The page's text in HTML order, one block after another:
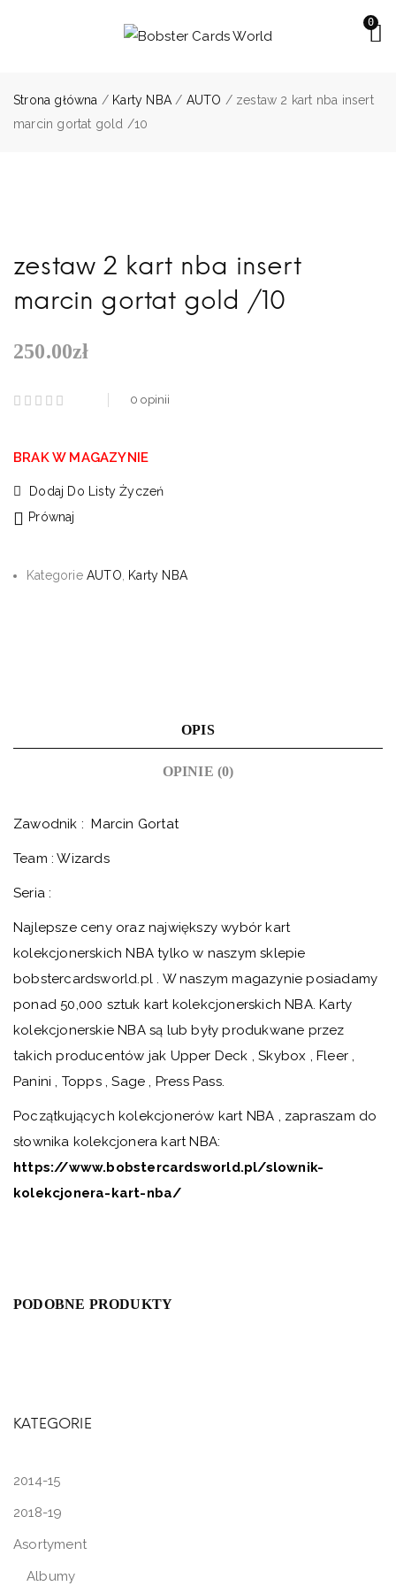
0
Strona główna / Karty NBA / AUTO / zestaw 2 kart nba insert
marcin gortat gold /10
zestaw 2 kart nba insert
marcin gortat gold /10
250.00zł
0 opinii
BRAK W MAGAZYNIE
Dodaj Do Listy Życzeń
Prównaj
Kategorie AUTO Karty NBA
OPIS
OPINIE (0)
Zawodnik : Marcin Gortat
Team : Wizards
Seria :
Najlepsze ceny oraz największy wybór kart
kolekcjonerskich NBA tylko w naszym sklepie
bobstercardsworld.pl . W naszym magazynie posiadamy
ponad 50,000 sztuk kart kolekcjonerskich NBA. Karty
kolekcjonerskie NBA są lub były produkwane przez
takich producentów jak Upper Deck , Skybox , Fleer ,
Panini , Topps , Sage , Press Pass.
Początkujących kolekcjonerów kart NBA , zapraszam do
słownika kolekcjonera kart NBA:
https://www.bobstercardsworld.pl/slownik-
kolekcjonera-kart-nba/
PODOBNE PRODUKTY
KATEGORIE
2014-15
2018-19
Asortyment
Albumy